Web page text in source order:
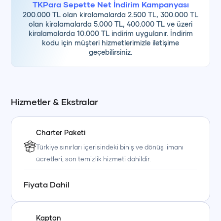
TKPara Sepette Net İndirim Kampanyası
200.000 TL olan kiralamalarda 2.500 TL, 300.000 TL
olan kiralamalarda 5.000 TL, 400.000 TL ve üzeri
kiralamalarda 10.000 TL indirim uygulanır. İndirim
kodu için müşteri hizmetlerimizle iletişime
geçebilirsiniz.
Hizmetler & Ekstralar
Charter Paketi
Türkiye sınırları içerisindeki biniş ve dönüş limanı
ücretleri, son temizlik hizmeti dahildir.
Fiyata Dahil
Kaptan